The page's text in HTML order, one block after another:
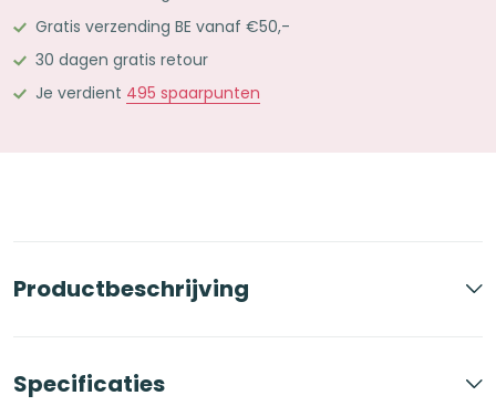
1500
stuks
Classic
Gratis verzending BE vanaf €50,-
30 dagen gratis retour
Je verdient 495 spaarpunten
Productbeschrijving
Specificaties